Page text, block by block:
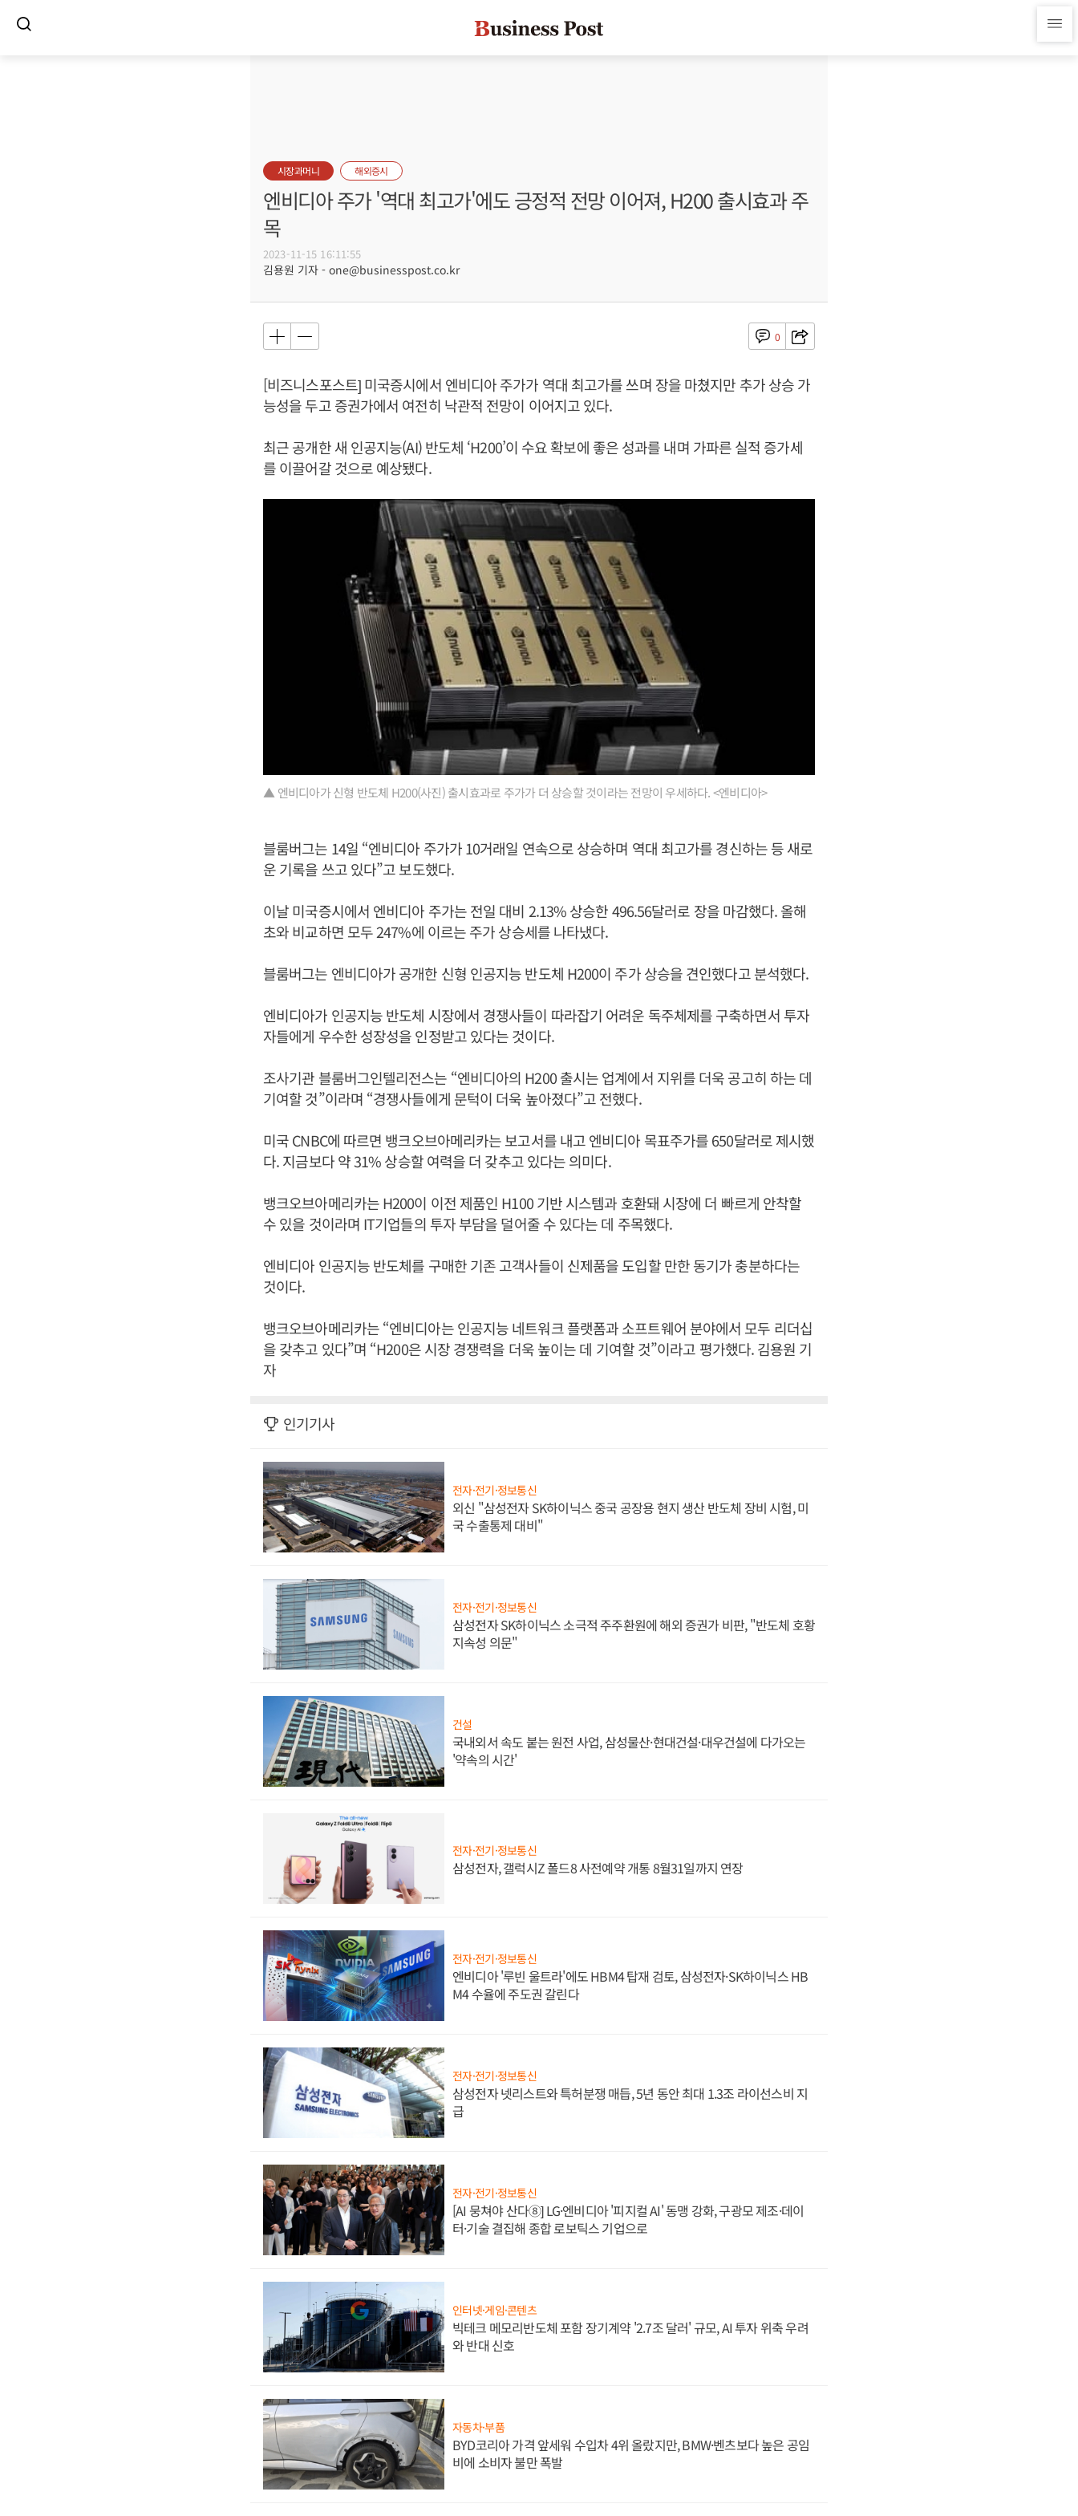
시장과머니 해외증시
엔비디아 주가 '역대 최고가'에도 긍정적 전망 이어져, H200 출시효과 주
목
2023-11-15 16:11:55
김용원 기자 - one@businesspost.co.kr
0
[비즈니스포스트] 미국증시에서 엔비디아 주가가 역대 최고가를 쓰며 장을 마쳤지만 추가 상승 가
능성을 두고 증권가에서 여전히 낙관적 전망이 이어지고 있다.
최근 공개한 새 인공지능(AI) 반도체 ‘H200’이 수요 확보에 좋은 성과를 내며 가파른 실적 증가세
를 이끌어갈 것으로 예상됐다.
▲ 엔비디아가 신형 반도체 H200(사진) 출시효과로 주가가 더 상승할 것이라는 전망이 우세하다. <엔비디아>
블룸버그는 14일 “엔비디아 주가가 10거래일 연속으로 상승하며 역대 최고가를 경신하는 등 새로
운 기록을 쓰고 있다”고 보도했다.
이날 미국증시에서 엔비디아 주가는 전일 대비 2.13% 상승한 496.56달러로 장을 마감했다. 올해
초와 비교하면 모두 247%에 이르는 주가 상승세를 나타냈다.
블룸버그는 엔비디아가 공개한 신형 인공지능 반도체 H200이 주가 상승을 견인했다고 분석했다.
엔비디아가 인공지능 반도체 시장에서 경쟁사들이 따라잡기 어려운 독주체제를 구축하면서 투자
자들에게 우수한 성장성을 인정받고 있다는 것이다.
조사기관 블룸버그인텔리전스는 “엔비디아의 H200 출시는 업계에서 지위를 더욱 공고히 하는 데
기여할 것”이라며 “경쟁사들에게 문턱이 더욱 높아졌다”고 전했다.
미국 CNBC에 따르면 뱅크오브아메리카는 보고서를 내고 엔비디아 목표주가를 650달러로 제시했
다. 지금보다 약 31% 상승할 여력을 더 갖추고 있다는 의미다.
뱅크오브아메리카는 H200이 이전 제품인 H100 기반 시스템과 호환돼 시장에 더 빠르게 안착할
수 있을 것이라며 IT기업들의 투자 부담을 덜어줄 수 있다는 데 주목했다.
엔비디아 인공지능 반도체를 구매한 기존 고객사들이 신제품을 도입할 만한 동기가 충분하다는
것이다.
뱅크오브아메리카는 “엔비디아는 인공지능 네트워크 플랫폼과 소프트웨어 분야에서 모두 리더십
을 갖추고 있다”며 “H200은 시장 경쟁력을 더욱 높이는 데 기여할 것”이라고 평가했다. 김용원 기
자
인기기사
전자·전기·정보통신
외신 "삼성전자 SK하이닉스 중국 공장용 현지 생산 반도체 장비 시험, 미
국 수출통제 대비"
전자·전기·정보통신
삼성전자 SK하이닉스 소극적 주주환원에 해외 증권가 비판, "반도체 호황
지속성 의문"
건설
국내외서 속도 붙는 원전 사업, 삼성물산·현대건설·대우건설에 다가오는
'약속의 시간'
전자·전기·정보통신
삼성전자, 갤럭시Z 폴드8 사전예약 개통 8월31일까지 연장
전자·전기·정보통신
엔비디아 '루빈 울트라'에도 HBM4 탑재 검토, 삼성전자·SK하이닉스 HB
M4 수율에 주도권 갈린다
전자·전기·정보통신
삼성전자 넷리스트와 특허분쟁 매듭, 5년 동안 최대 1.3조 라이선스비 지
급
전자·전기·정보통신
[AI 뭉쳐야 산다⑧] LG·엔비디아 '피지컬 AI' 동맹 강화, 구광모 제조·데이
터·기술 결집해 종합 로보틱스 기업으로
인터넷·게임·콘텐츠
빅테크 메모리반도체 포함 장기계약 '2.7조 달러' 규모, AI 투자 위축 우려
와 반대 신호
자동차·부품
BYD코리아 가격 앞세워 수입차 4위 올랐지만, BMW·벤츠보다 높은 공임
비에 소비자 불만 폭발